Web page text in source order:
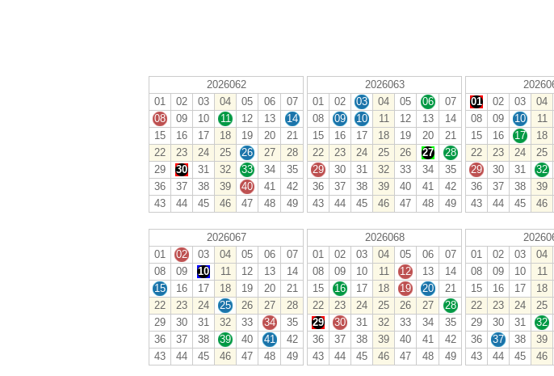
2026062
01
02 03 04 05 06
07
08
09 10 11 12 13
14
15
16 17 18 19 20
21
22
23 24 25 26 27
28
29
30 31 32 33 34
35
36
37 38 39 40 41
42
43
44 45 46 47 48 49
2026063
01
02 03 04 05 06
07
08
09 10 11 12 13
14
15
16 17 18 19 20
21
22
23 24 25 26 27
28
29
30 31 32 33 34
35
36
37 38 39 40 41
42
43
44 45 46 47 48 49
01
02 03 04
08
09 10 11
15
16 17 18
22
23 24 25
29
30 31 32
36
37 38 39
43
44 45 46
2026067
01
02 03 04 05 06
07
08
09 10 11 12 13
14
15
16 17 18 19 20
21
22
23 24 25 26 27
28
29
30 31 32 33 34
35
36
37 38 39 40 41
42
43
44 45 46 47 48 49
2026068
01
02 03 04 05 06
07
08
09 10 11 12 13
14
15
16 17 18 19 20
21
22
23 24 25 26 27
28
29
30 31 32 33 34
35
36
37 38 39 40 41
42
43
44 45 46 47 48 49
01
02 03 04
08
09 10 11
15
16 17 18
22
23 24 25
29
30 31 32
36
37 38 39
43
44 45 46